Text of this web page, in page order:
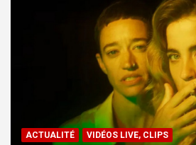
ACTUALITÉ VIDÉOS LIVE, CLIPS